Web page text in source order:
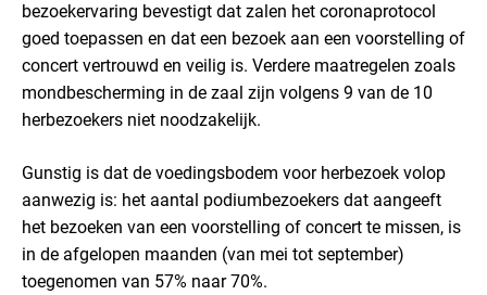
bezoekervaring bevestigt dat zalen het coronaprotocol
goed toepassen en dat een bezoek aan een voorstelling of
concert vertrouwd en veilig is. Verdere maatregelen zoals
mondbescherming in de zaal zijn volgens 9 van de 10
herbezoekers niet noodzakelijk.
Gunstig is dat de voedingsbodem voor herbezoek volop
aanwezig is: het aantal podiumbezoekers dat aangeeft
het bezoeken van een voorstelling of concert te missen, is
in de afgelopen maanden (van mei tot september)
toegenomen van 57% naar 70%.